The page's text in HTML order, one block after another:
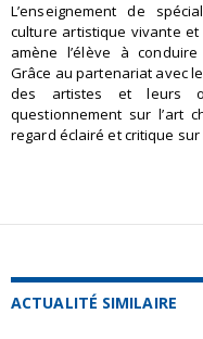
L’enseignement de
culture artistique vivante
amène l’élève à
Grâce au partenariat avec
des artistes et leurs
questionnement sur l’art
regard éclairé et critique
ACTUALITÉ SIMILAIRE